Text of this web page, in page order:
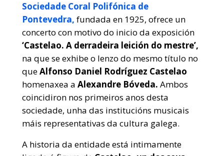
Sociedade Coral Polifónica de
Pontevedra, fundada en 1925, ofrece un
concerto con motivo do inicio da exposición
‘Castelao. A derradeira leición do mestre’,
na que se exhibe o lenzo do mesmo título no
queAlfonso Daniel Rodríguez Castelao
homenaxea a Alexandre Bóveda. Ambos
coincidiron nos primeiros anos desta
sociedade, unha das institucións musicais
máis representativas da cultura galega.
A historia da entidade está intimamente